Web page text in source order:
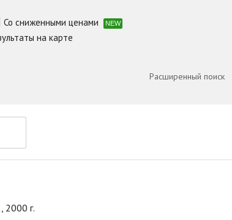
Со сниженными ценами NEW
на карте
Расширенный поиск
2000 г.